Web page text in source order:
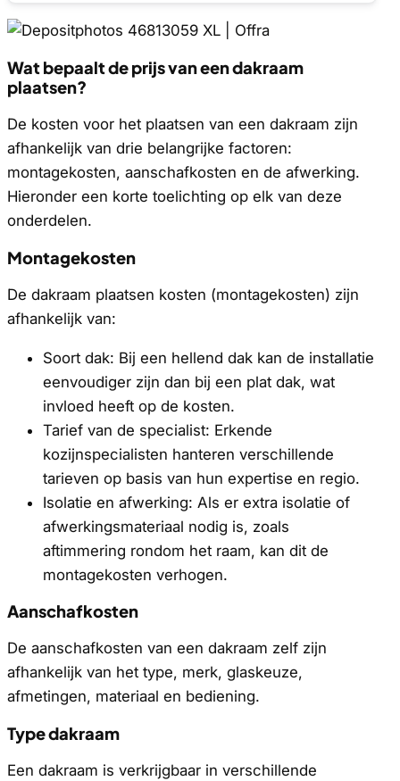
Wat bepaalt de prijs van een dakraam
plaatsen?
De kosten voor het plaatsen van een dakraam zijn
afhankelijk van drie belangrijke factoren:
montagekosten, aanschafkosten en de afwerking.
Hieronder een korte toelichting op elk van deze
onderdelen.
Montagekosten
De dakraam plaatsen kosten (montagekosten) zijn
afhankelijk van:
Soort dak: Bij een hellend dak kan de installatie
eenvoudiger zijn dan bij een plat dak, wat
invloed heeft op de kosten.
Tarief van de specialist: Erkende
kozijnspecialisten hanteren verschillende
tarieven op basis van hun expertise en regio.
Isolatie en afwerking: Als er extra isolatie of
afwerkingsmateriaal nodig is, zoals
aftimmering rondom het raam, kan dit de
montagekosten verhogen.
Aanschafkosten
De aanschafkosten van een dakraam zelf zijn
afhankelijk van het type, merk, glaskeuze,
afmetingen, materiaal en bediening.
Type dakraam
Een dakraam is verkrijgbaar in verschillende